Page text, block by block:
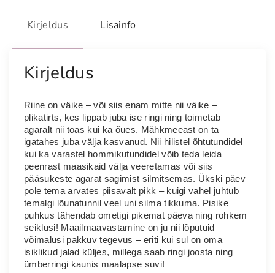
k
o
o
s
a
i
d
a
R
i
i
n
e
k
o
Kirjeldus Lisainfo
Kirjeldus
Riine on väike – või siis enam mitte nii väike –
plikatirts, kes lippab juba ise ringi ning toimetab
agaralt nii toas kui ka õues. Mähkmeeast on ta
igatahes juba välja kasvanud. Nii hilistel õhtutundidel
kui ka varastel hommikutundidel võib teda leida
peenrast maasikaid välja veeretamas või siis
pääsukeste agarat sagimist silmitsemas. Ükski päev
pole tema arvates piisavalt pikk – kuigi vahel juhtub
temalgi lõunatunnil veel uni silma tikkuma. Pisike
puhkus tähendab ometigi pikemat päeva ning rohkem
seiklusi! Maailmaavastamine on ju nii lõputuid
võimalusi pakkuv tegevus – eriti kui sul on oma
isiklikud jalad küljes, millega saab ringi joosta ning
ümberringi kaunis maalapse suvi!